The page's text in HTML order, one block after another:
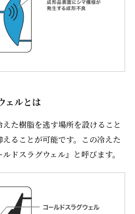
ェルとは
た樹脂を逃す場所を設けること
ることが可能です。この冷えた
ドスラグウェル』と呼びます。